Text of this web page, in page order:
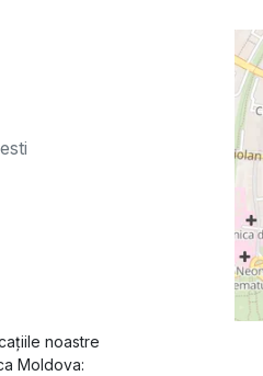
noastre
Moldova: